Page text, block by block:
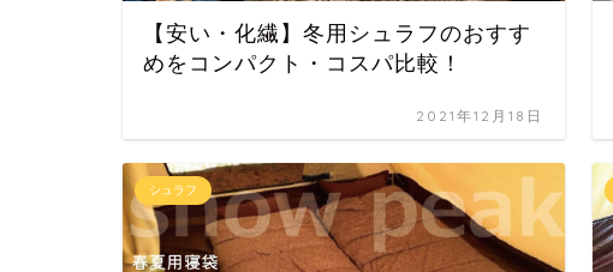
【安い・化繊】冬用シュラフのおすす
めをコンパクト・コスパ比較！
2021年12月18日
シュラフ